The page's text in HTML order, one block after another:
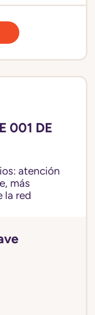
001 DE
atención
más
la red